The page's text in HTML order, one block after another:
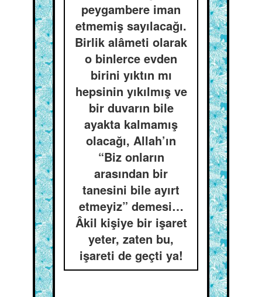
peygambere iman
etmemiş sayılacağı.
Birlik alâmeti olarak
o binlerce evden
birini yıktın mı
hepsinin yıkılmış ve
bir duvarın bile
ayakta kalmamış
olacağı, Allah’ın
“Biz onların
arasından bir
tanesini bile ayırt
etmeyiz” demesi…
Âkil kişiye bir işaret
yeter, zaten bu,
işareti de geçti ya!